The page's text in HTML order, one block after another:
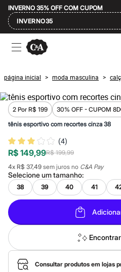
INVERNO 35% OFF COM CUPOM
INVERNO35
Ofertas
Compre por Departamento
Masculino
Infantil
Calçados
Mindse7
Plus Size
Até 20% off
Até 40% off
Até 60% off
A partir de 60% off
Feminino
Em alta
Inverno
Alfaiataria
Novidades
Roupas
Blusas e Camisetas
Básicos
Calças
Casacos e Jaquetas
Jeans
Macacões
Saias
página inicial > moda masculina >
2 Por R$ 199
30% OFF - CUPOM
tênis esportivo com recortes cinza 38
(4)
R$ 149,99R$ 199,99
4x R$ 37,49 sem juros no C&A Pay
Selecione umtamanho:
38 39 40 41
Consultar produtos em lojas